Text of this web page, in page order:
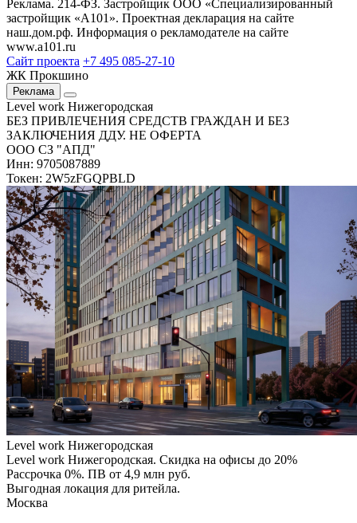
Реклама. 214-ФЗ. Застройщик ООО «Специализированный
застройщик «А101». Проектная декларация на сайте
наш.дом.рф. Информация о рекламодателе на сайте
www.a101.ru
Сайт проекта +7 495 085-27-10
ЖК Прокшино
Реклама
Level work Нижегородская
БЕЗ ПРИВЛЕЧЕНИЯ СРЕДСТВ ГРАЖДАН И БЕЗ
ЗАКЛЮЧЕНИЯ ДДУ. НЕ ОФЕРТА
ООО СЗ "АПД"
Инн: 9705087889
Токен: 2W5zFGQPBLD
Level work Нижегородская
Level work Нижегородская. Скидка на офисы до 20%
Рассрочка 0%. ПВ от 4,9 млн руб.
Выгодная локация для ритейла.
Москва